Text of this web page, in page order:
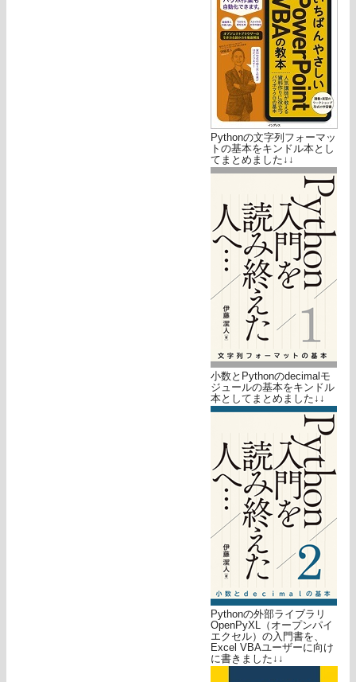
Pythonの文字列フォーマッ
トの基本をキンドル本とし
てまとめました↓↓
小数とPythonのdecimalモ
ジュールの基本をキンドル
本としてまとめました↓↓
Pythonの外部ライブラリ
OpenPyXL（オープンパイ
エクセル）の入門書を、
Excel VBAユーザーに向け
に書きました↓↓